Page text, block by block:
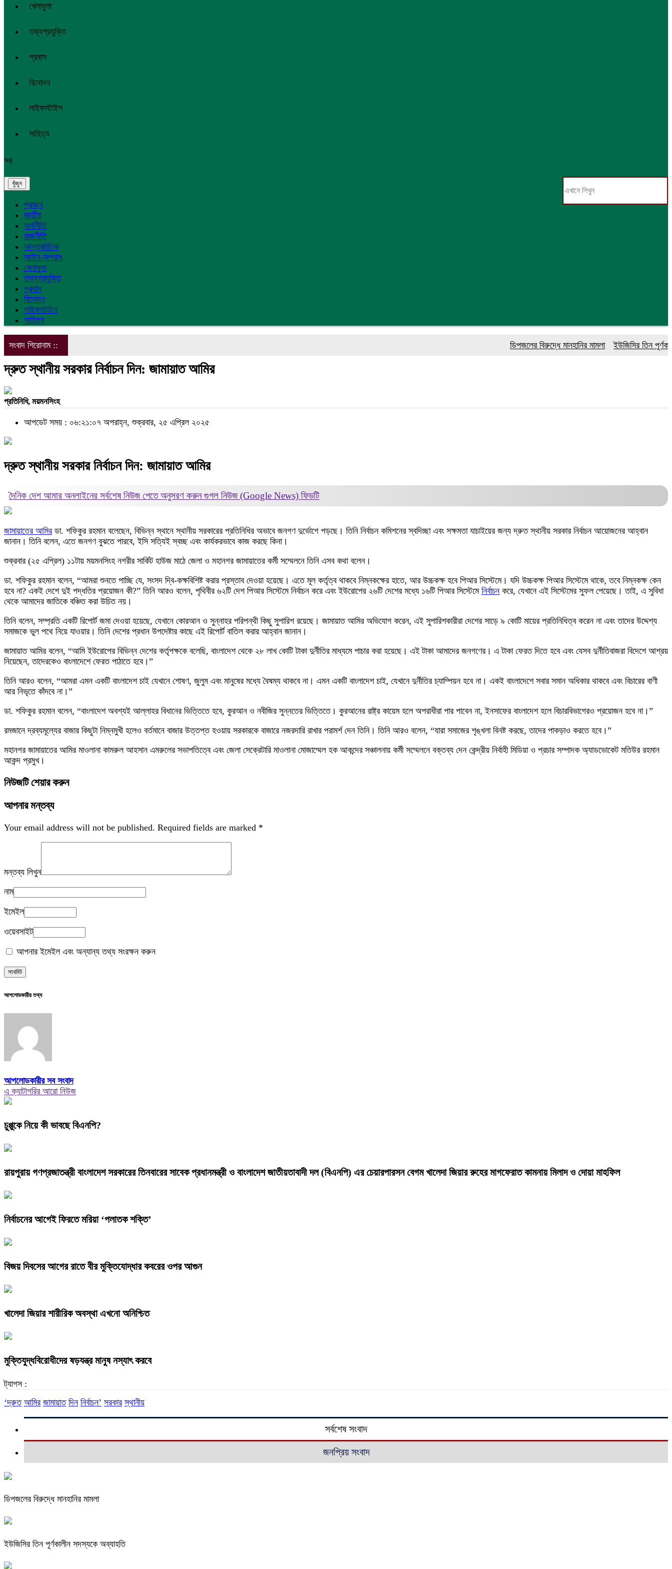
খেলাধুলা
তথ্যপ্রযুক্তি
প্রবাস
বিনোদন
লাইফস্টাইল
সাহিত্য
সব
প্রচ্ছদ
জাতীয়
অর্থনীতি
রাজনীতি
আন্তর্জাতিক
আইন-অপরাধ
খেলাধুলা
তথ্যপ্রযুক্তি
প্রবাস
বিনোদন
লাইফস্টাইল
সাহিত্য
সংবাদ শিরোনাম :: ডিপজলের বিরুদ্ধে মানহানির মামলা ইউজিসির তিন পূর্ণকালীন
দ্রুত স্থানীয় সরকার নির্বাচন দিন: জামায়াত আমির
প্রতিনিধি, ময়মনসিংহ
আপডেট সময় : ০৬:২১:০৭ অপরাহ্ন, শুক্রবার, ২৫ এপ্রিল ২০২৫
দ্রুত স্থানীয় সরকার নির্বাচন দিন: জামায়াত আমির
দৈনিক দেশ আমার অনলাইনের সর্বশেষ নিউজ পেতে অনুসরণ করুনগুগল নিউজ (Google News) ফিডটি
জামায়াতের আমিরডা. শফিকুর রহমান বলেছেন, বিভিন্ন স্থানে স্থানীয় সরকারের প্রতিনিধির অভাবে জনগণ দুর্ভোগে পড়ছে। তিনি নির্বাচন কমিশনের স্বদিচ্ছা এবং সক্ষমতা যাচাইয়ের জন্য দ্রুত স্থানীয় সরকার নির্বাচন আয়োজনের আহ্বান
জানান। তিনি বলেন, এতে জনগণ বুঝতে পারবে, ইসি সত্যিই স্বচ্ছ এবং কার্যকরভাবে কাজ করছে কিনা।
শুক্রবার (২৫ এপ্রিল) ১১টায় ময়মনসিংহ নগরীর সার্কিট হাউজ মাঠে জেলা ও মহানগর জামায়াতের কর্মী সম্মেলনে তিনি এসব কথা বলেন।
ডা. শফিকুর রহমান বলেন, “আমরা শুনতে পাচ্ছি যে, সংসদ দ্বি-কক্ষবিশিষ্ট করার প্রস্তাব দেওয়া হয়েছে। এতে মূল কর্তৃত্ব থাকবে নিম্নকক্ষের হাতে, আর উচ্চকক্ষ হবে পিআর সিস্টেমে। যদি উচ্চকক্ষ পিআর সিস্টেমে থাকে, তবে নিম্নকক্ষ কেন
হবে না? একই দেশে দুই পদ্ধতির প্রয়োজন কী?” তিনি আরও বলেন, পৃথিবীর ৬২টি দেশ পিআর সিস্টেমে নির্বাচন করে এবং ইউরোপের ২৬টি দেশের মধ্যে ১৬টি পিআর সিস্টেমে নির্বাচন করে, যেখানে এই সিস্টেমের সুফল পেয়েছে। তাই, এ সুবিধা
থেকে আমাদের জাতিকে বঞ্চিত করা উচিত নয়।
তিনি বলেন, সম্প্রতি একটি রিপোর্ট জমা দেওয়া হয়েছে, যেখানে কোরআন ও সুন্নাহর পরিপন্থী কিছু সুপারিশ রয়েছে। জামায়াত আমির অভিযোগ করেন, এই সুপারিশকারীরা দেশের সাড়ে ৯ কোটি মায়ের প্রতিনিধিত্ব করেন না এবং তাদের উদ্দেশ্য
সমাজকে ভুল পথে নিয়ে যাওয়ার। তিনি দেশের প্রধান উপদেষ্টার কাছে এই রিপোর্ট বাতিল করার আহ্বান জানান।
জামায়াত আমির বলেন, “আমি ইউরোপের বিভিন্ন দেশের কর্তৃপক্ষকে বলেছি, বাংলাদেশ থেকে ২৮ লাখ কোটি টাকা দুর্নীতির মাধ্যমে পাচার করা হয়েছে। এই টাকা আমাদের জনগণের। এ টাকা ফেরত দিতে হবে এবং যেসব দুর্নীতিবাজরা বিদেশে আশ্রয়
নিয়েছেন, তাদেরকেও বাংলাদেশে ফেরত পাঠাতে হবে।”
তিনি আরও বলেন, “আমরা এমন একটি বাংলাদেশ চাই যেখানে শোষণ, জুলুম এবং মানুষের মধ্যে বৈষম্য থাকবে না। এমন একটি বাংলাদেশ চাই, যেখানে দুর্নীতির চ্যাম্পিয়ন হবে না। একই বাংলাদেশে সবার সমান অধিকার থাকবে এবং বিচারের বাণী
আর নিভৃতে কাঁদবে না।”
ডা. শফিকুর রহমান বলেন, “বাংলাদেশ অবশ্যই আল্লাহর বিধানের ভিত্তিতে হবে, কুরআন ও নবীজির সুন্নতের ভিত্তিতে। কুরআনের রাষ্ট্র কায়েম হলে অপরাধীরা পার পাবেন না, ইনসাফের বাংলাদেশ হলে বিচারবিভাগেরও প্রয়োজন হবে না।”
রমজানে দ্রব্যমূল্যের বাজার কিছুটা নিম্নমুখী হলেও বর্তমানে বাজার উত্তপ্ত হওয়ায় সরকারকে বাজারে নজরদারি রাখার পরামর্শ দেন তিনি। তিনি আরও বলেন, “যারা সমাজের শৃঙ্খলা বিনষ্ট করছে, তাদের পাকড়াও করতে হবে।”
মহানগর জামায়াতের আমির মাওলানা কামরুল আহসান এমরুলের সভাপতিত্বে এবং জেলা সেক্রেটারি মাওলানা মোজাম্মেল হক আকন্দের সঞ্চালনায় কর্মী সম্মেলনে বক্তব্য দেন কেন্দ্রীয় নির্বাহী মিডিয়া ও প্রচার সম্পাদক অ্যাডভোকেট মতিউর রহমান
আকন্দ প্রমুখ।
নিউজটি শেয়ার করুন
আপনার মন্তব্য
Your email address will not be published. Required fields are marked *
মন্তব্য লিখুন
নাম
ইমেইল
ওয়েবসাইট
আপনার ইমেইল এবং অন্যান্য তথ্য সংরক্ষন করুন
আপলোডকারীর তথ্য
আপলোডকারীর সব সংবাদ
এ ক্যাটাগরির আরো নিউজ
চুপ্পুকে নিয়ে কী ভাবছে বিএনপি?
রায়পুরায় গণপ্রজাতন্ত্রী বাংলাদেশ সরকারের তিনবারের সাবেক প্রধানমন্ত্রী ও বাংলাদেশ জাতীয়তাবাদী দল (বিএনপি) এর চেয়ারপারসন বেগম খালেদা জিয়ার রুহের মাগফেরাত কামনায় মিলাদ ও দোয়া মাহফিল
নির্বাচনের আগেই ফিরতে মরিয়া ‘পলাতক শক্তি’
বিজয় দিবসের আগের রাতে বীর মুক্তিযোদ্ধার কবরের ওপর আগুন
খালেদা জিয়ার শারীরিক অবস্থা এখনো অনিশ্চিত
মুক্তিযুদ্ধবিরোধীদের ষড়যন্ত্র মানুষ নস্যাৎ করবে
ট্যাগস :
‘দ্রুত আমির জামায়াত দিন নির্বাচন’ সরকার স্থানীয়
সর্বশেষ সংবাদ
জনপ্রিয় সংবাদ
ডিপজলের বিরুদ্ধে মানহানির মামলা
ইউজিসির তিন পূর্ণকালীন সদস্যকে অব্যাহতি